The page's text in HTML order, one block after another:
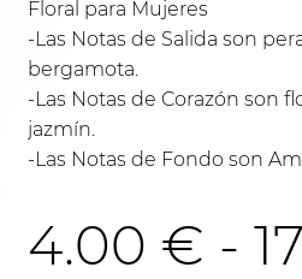
Floral para Mujeres
-Las Notas de Salida son
bergamota.
-Las Notas de Corazón son
jazmín.
-Las Notas de Fondo son
4.00 € -